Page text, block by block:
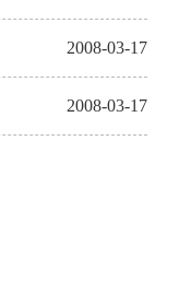
2008-03-17
2008-03-17